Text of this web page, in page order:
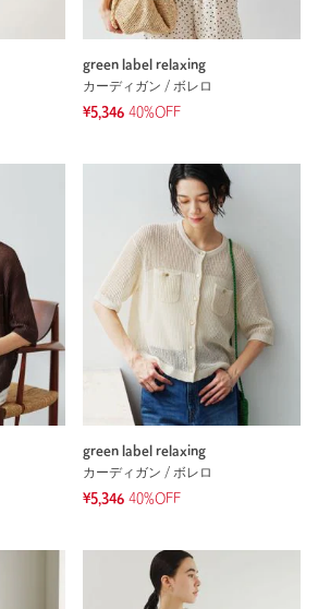
green label relaxing
カーディガン / ボレロ
¥5,346 40%OFF
green label relaxing
カーディガン / ボレロ
¥5,346 40%OFF